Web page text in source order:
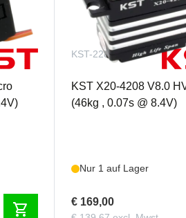
shopping_cart
KST-2288
KST X20-4208 V8.0
(46kg , 0.07s @ 8.4V)
Nur 1 auf Lager
€ 169,00